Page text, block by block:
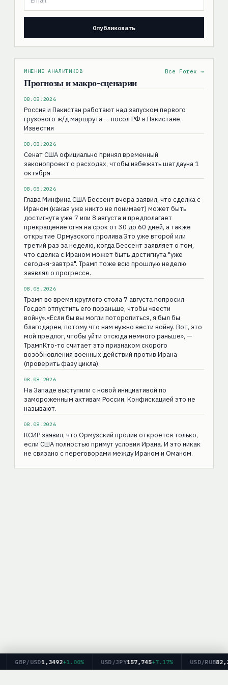
МНЕНИЕ АНАЛИТИКОВ
Прогнозы и макро-сценарии
Все Forex →
08.08.2026
Россия и Пакистан работают над запуском первого
грузового ж/д маршрута — посол РФ в Пакистане,
Известия
08.08.2026
Сенат США официально принял временный
законопроект о расходах, чтобы избежать шатдауна 1
октября
08.08.2026
Глава Минфина США Бессент вчера заявил, что сделка с
Ираном (какая уже никто не понимает) может быть
достигнута уже 7 или 8 августа и предполагает
прекращение огня на срок от 30 до 60 дней, а также
открытие Ормузского пролива.Это уже второй или
третий раз за неделю, когда Бессент заявляет о том,
что сделка с Ираном может быть достигнута "уже
сегодня-завтра". Трамп тоже всю прошлую неделю
заявлял о прогрессе.
08.08.2026
Трамп во время круглого стола 7 августа попросил
Госдеп отпустить его пораньше, чтобы «вести
войну».«Если бы вы могли поторопиться, я был бы
благодарен, потому что нам нужно вести войну. Вот, это
мой предлог, чтобы уйти отсюда немного раньше», —
ТрампКто-то считает это признаком скорого
возобновления военных действий против Ирана
(проверить фазу цикла).
08.08.2026
На Западе выступили с новой инициативой по
замороженным активам России. Конфискацией это не
называют.
08.08.2026
КСИР заявил, что Ормузский пролив откроется только,
если США полностью примут условия Ирана. И это никак
не связано с переговорами между Ираном и Оманом.
GBP/USD1,3492+1.00% USD/JPY157,745+7.17% USD/RUB82,20